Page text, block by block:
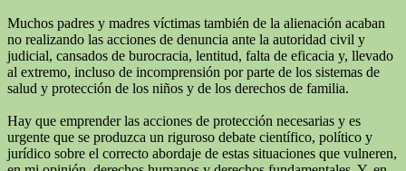
Muchos padres y madres víctimas también de la alienación acaban
no realizando las acciones de denuncia ante la autoridad civil y
judicial, cansados de burocracia, lentitud, falta de eficacia y, llevado
al extremo, incluso de incomprensión por parte de los sistemas de
salud y protección de los niños y de los derechos de familia.
Hay que emprender las acciones de protección necesarias y es
urgente que se produzca un riguroso debate científico, político y
jurídico sobre el correcto abordaje de estas situaciones que vulneren,